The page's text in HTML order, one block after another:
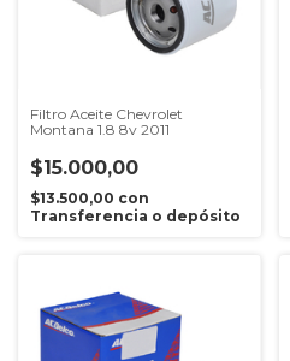
Filtro Aceite Chevrolet
Montana 1.8 8v 2011
$15.000,00
$13.500,00 con
Transferencia o depósito